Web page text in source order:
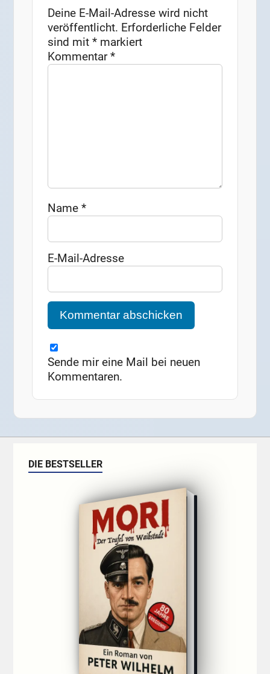
Deine E-Mail-Adresse wird nicht
veröffentlicht. Erforderliche Felder
sind mit* markiert
Kommentar*
Name*
E-Mail-Adresse
Sende mir eine Mail bei neuen
Kommentaren.
DIE BESTSELLER